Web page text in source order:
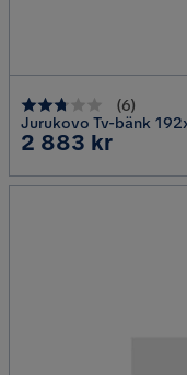
(6)
Jurukovo Tv-bänk
Pris
2 883 kr